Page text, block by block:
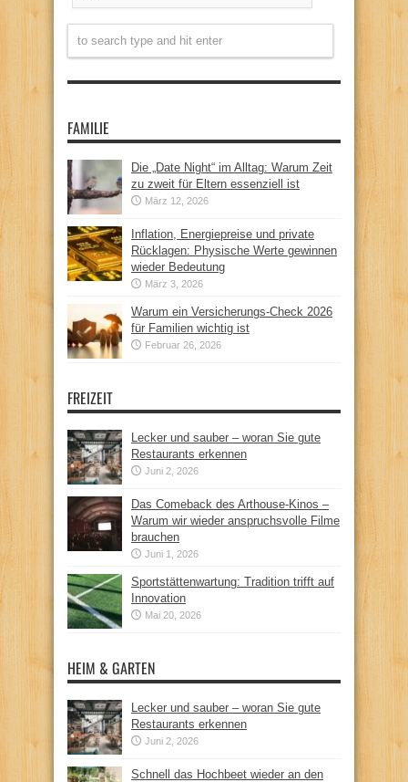
FAMILIE
Die „Date Night“ im Alltag: Warum Zeit
zu zweit für Eltern essenziell ist
März 12, 2026
Inflation, Energiepreise und private
Rücklagen: Physische Werte gewinnen
wieder Bedeutung
März 3, 2026
Warum ein Versicherungs-Check 2026
für Familien wichtig ist
Februar 26, 2026
FREIZEIT
Lecker und sauber – woran Sie gute
Restaurants erkennen
Juni 2, 2026
Das Comeback des Arthouse-Kinos –
Warum wir wieder anspruchsvolle Filme
brauchen
Juni 1, 2026
Sportstättenwartung: Tradition trifft auf
Innovation
Mai 20, 2026
HEIM & GARTEN
Lecker und sauber – woran Sie gute
Restaurants erkennen
Juni 2, 2026
Schnell das Hochbeet wieder an den